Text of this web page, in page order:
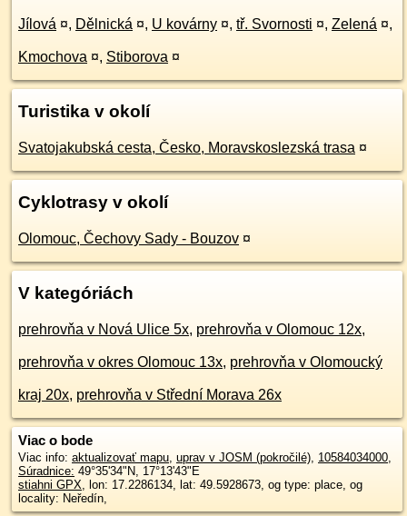
Jílová ¤, Dělnická ¤, U kovárny ¤, tř. Svornosti ¤, Zelená ¤,
Kmochova ¤, Stiborova ¤
Turistika v okolí
Svatojakubská cesta, Česko, Moravskoslezská trasa ¤
Cyklotrasy v okolí
Olomouc, Čechovy Sady - Bouzov ¤
V kategóriách
prehrovňa v Nová Ulice 5x, prehrovňa v Olomouc 12x,
prehrovňa v okres Olomouc 13x, prehrovňa v Olomoucký
kraj 20x, prehrovňa v Střední Morava 26x
Viac o bode
Viac info: aktualizovať mapu, uprav v JOSM (pokročilé), 10584034000,
Súradnice: 49°35'34"N, 17°13'43"E
stiahni GPX, lon: 17.2286134, lat: 49.5928673, og type: place, og
locality: Neředín,